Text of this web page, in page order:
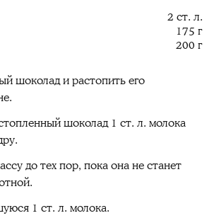
2 ст. л.
175 г
200 г
шоколад и растопить его
шоколад 1 ст. л. молока
до тех пор, пока она не станет
1 ст. л. молока.